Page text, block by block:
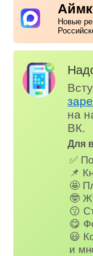
Новые
на
ВК.
Для
✅
📌
🤩
🤓
😗
😋
😃
и